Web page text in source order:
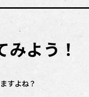
よう！
すよね？